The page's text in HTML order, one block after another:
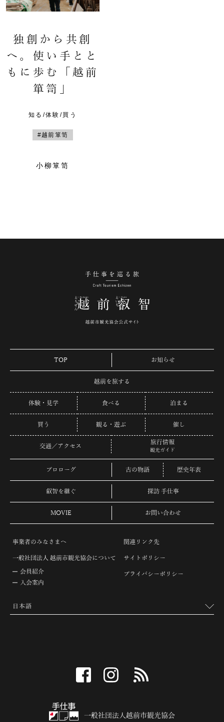
独創から共創
へ。使い手とと
もに歩む「越前
箪笥」
知る/体験/買う
#越前箪笥
小柳箪笥
TOP お知らせ
越前を旅する
体験・見学 食べる 泊まる
買う 観る・遊ぶ 催し
交通／アクセス
旅行情報
観光ガイド
プロローグ 古の物語 歴史年表
叡智を継ぐ 探訪 手仕事
MOVIE お問い合わせ
事業者のみなさまへ
一般社団法人 越前市観光協会について
会員紹介
入会案内
関連リンク先
サイトポリシー
プライバシーポリシー
facebook instagram
一般社団法人越前市観光協会